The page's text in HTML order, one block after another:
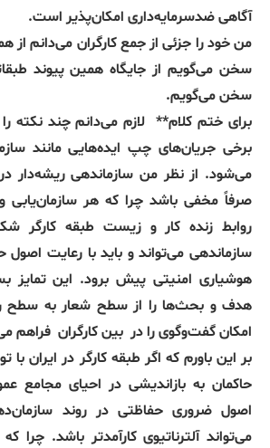
آگاهی ضدسرمایه‌داری امکان‌پذیر است.
من خود را جزئی از جمع کارگران می‌دانم از
سخن می‌گویم از جایگاه همین پیوند
سخن می‌گویم.
برای ختم کلام** لازم می‌دانم چند نکته
برخی جریان‌های چپ ایده‌هایی مانند
می‌شود. از نظر من سازماندهی ریشه‌دار
صرفاً مخفی باشد چرا که هر سازمان‌یابی
روابط زنده کار و زیست طبقه کارگر
سازماندهی می‌تواند و باید با رعایت
هوشیاری امنیتی پیش برود. این تمایز
هدف و بحث‌ها را از سطح شعار به سطح
امکان گفت‌وگوی را در بین کارگران فراهم
بر این باورم که اگر طبقه کارگر در ایران
حاکمان به بازاندیشی در احیای مجامع
اصول ضروری حفاظتی در روند
می‌تواند آلترناتیوی کارآمدتر باشد. چرا